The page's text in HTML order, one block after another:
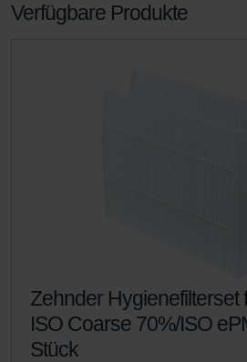
Verfügbare Produkte
Zehnder Hygienefilterset
ISO Coarse 70%/ISO
Stück